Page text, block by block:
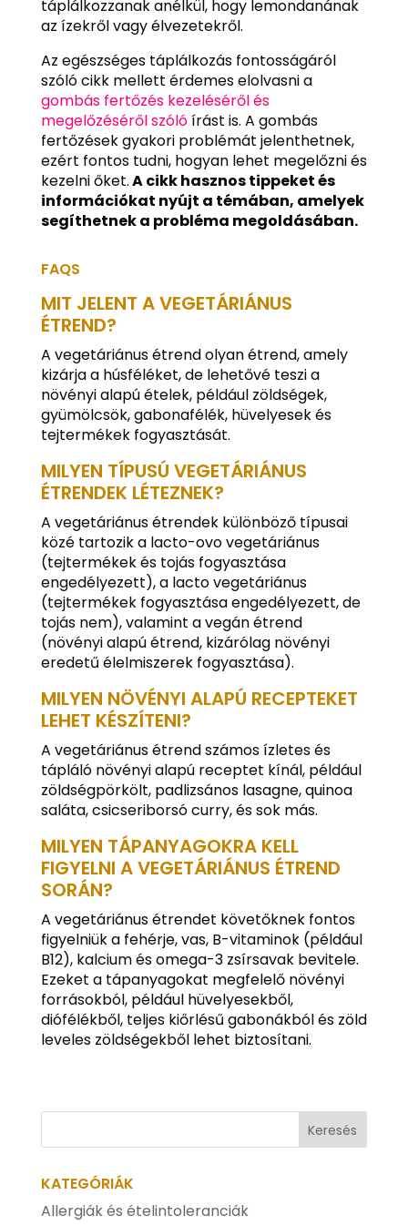
táplálkozzanak anélkül, hogy lemondanának
az ízekről vagy élvezetekről.
Az egészséges táplálkozás fontosságáról
szóló cikk mellett érdemes elolvasni a
gombás fertőzés kezeléséről és
megelőzéséről szólóírást is. A gombás
fertőzések gyakori problémát jelenthetnek,
ezért fontos tudni, hogyan lehet megelőzni és
kezelni őket.A cikk hasznos tippeket és
információkat nyújt a témában, amelyek
segíthetnek a probléma megoldásában.
FAQS
MIT JELENT A VEGETÁRIÁNUS
ÉTREND?
A vegetáriánus étrend olyan étrend, amely
kizárja a húsféléket, de lehetővé teszi a
növényi alapú ételek, például zöldségek,
gyümölcsök, gabonafélék, hüvelyesek és
tejtermékek fogyasztását.
MILYEN TÍPUSÚ VEGETÁRIÁNUS
ÉTRENDEK LÉTEZNEK?
A vegetáriánus étrendek különböző típusai
közé tartozik a lacto-ovo vegetáriánus
(tejtermékek és tojás fogyasztása
engedélyezett), a lacto vegetáriánus
(tejtermékek fogyasztása engedélyezett, de
tojás nem), valamint a vegán étrend
(növényi alapú étrend, kizárólag növényi
eredetű élelmiszerek fogyasztása).
MILYEN NÖVÉNYI ALAPÚ RECEPTEKET
LEHET KÉSZÍTENI?
A vegetáriánus étrend számos ízletes és
tápláló növényi alapú receptet kínál, például
zöldségpörkölt, padlizsános lasagne, quinoa
saláta, csicseriborsó curry, és sok más.
MILYEN TÁPANYAGOKRA KELL
FIGYELNI A VEGETÁRIÁNUS ÉTREND
SORÁN?
A vegetáriánus étrendet követőknek fontos
figyelniük a fehérje, vas, B-vitaminok (például
B12), kalcium és omega-3 zsírsavak bevitele.
Ezeket a tápanyagokat megfelelő növényi
forrásokból, például hüvelyesekből,
diófélékből, teljes kiőrlésű gabonákból és zöld
leveles zöldségekből lehet biztosítani.
KATEGÓRIÁK
Allergiák és ételintoleranciák